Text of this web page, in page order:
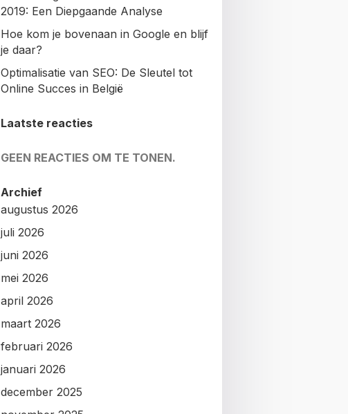
2019: Een Diepgaande Analyse
Hoe kom je bovenaan in Google en blijf
je daar?
Optimalisatie van SEO: De Sleutel tot
Online Succes in België
Laatste reacties
GEEN REACTIES OM TE TONEN.
Archief
augustus 2026
juli 2026
juni 2026
mei 2026
april 2026
maart 2026
februari 2026
januari 2026
december 2025